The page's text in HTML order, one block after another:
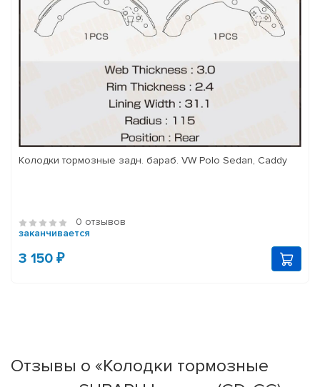
Колодки тормозные задн. бараб. VW Polo Sedan, Caddy
0 отзывов
заканчивается
3 150 ₽
Отзывы о «Колодки тормозные